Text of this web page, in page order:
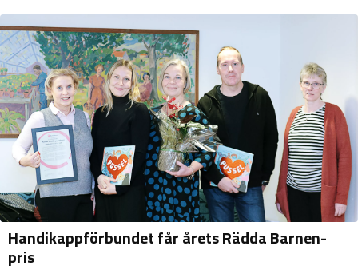
Handikappförbundet får årets Rädda Barnen-
pris